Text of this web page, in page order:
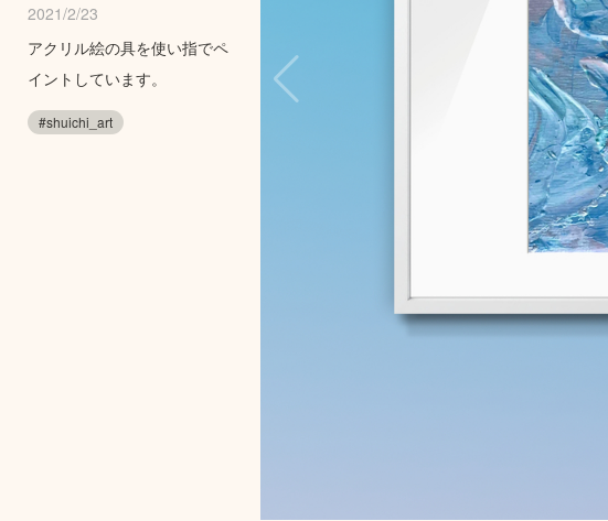
2021/2/23
アクリル絵の具を使い指でペ
イントしています。
#shuichi_art